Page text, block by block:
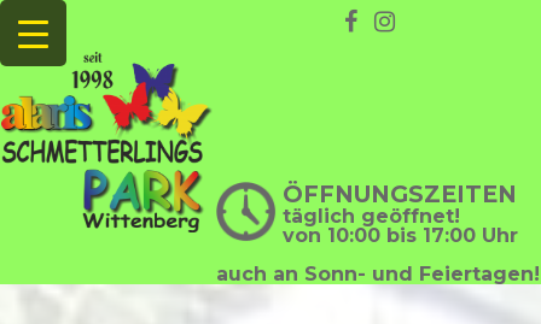
ÖFFNUNGSZEITEN
täglich geöffnet!
von 10:00 bis 17:00 Uhr
auch an Sonn- und Feiertagen!